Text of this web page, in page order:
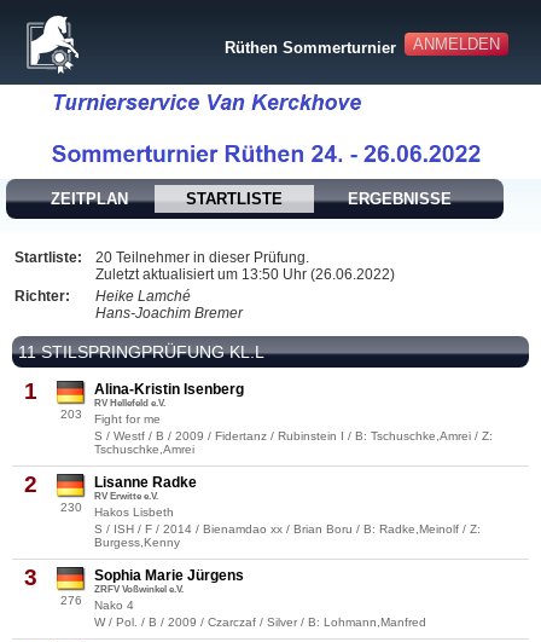
ANMELDEN
Rüthen Sommerturnier
ZEITPLAN STARTLISTE ERGEBNISSE
Startliste:
20 Teilnehmer in dieser Prüfung.
Zuletzt aktualisiert um 13:50 Uhr (26.06.2022)
Richter:
Heike Lamché
Hans-Joachim Bremer
11 STILSPRINGPRÜFUNG KL.L
1
203
Alina-Kristin Isenberg
RV Hellefeld e.V.
Fight for me
S / Westf / B / 2009 / Fidertanz / Rubinstein I / B: Tschuschke,Amrei / Z:
Tschuschke,Amrei
2
230
Lisanne Radke
RV Erwitte e.V.
Hakos Lisbeth
S / ISH / F / 2014 / Bienamdao xx / Brian Boru / B: Radke,Meinolf / Z:
Burgess,Kenny
3
276
Sophia Marie Jürgens
ZRFV Voßwinkel e.V.
Nako 4
W / Pol. / B / 2009 / Czarczaf / Silver / B: Lohmann,Manfred